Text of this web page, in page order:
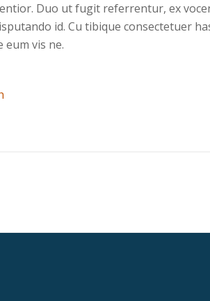
Duo ut fugit referrentur, ex
id. Cu tibique consectetuer
vis ne.